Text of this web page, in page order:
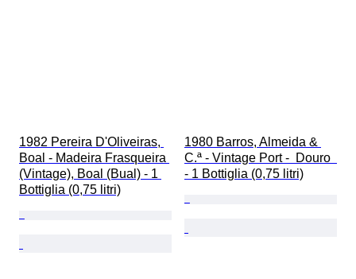
1982 Pereira D'Oliveiras,
Boal - Madeira Frasqueira
(Vintage), Boal (Bual) - 1
Bottiglia (0,75 litri)
1980 Barros, Almeida &
C.ª - Vintage Port -  Douro
- 1 Bottiglia (0,75 litri)